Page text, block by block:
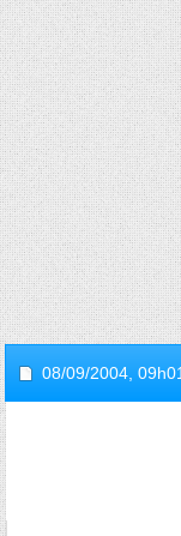
08/09/2004, 09h01